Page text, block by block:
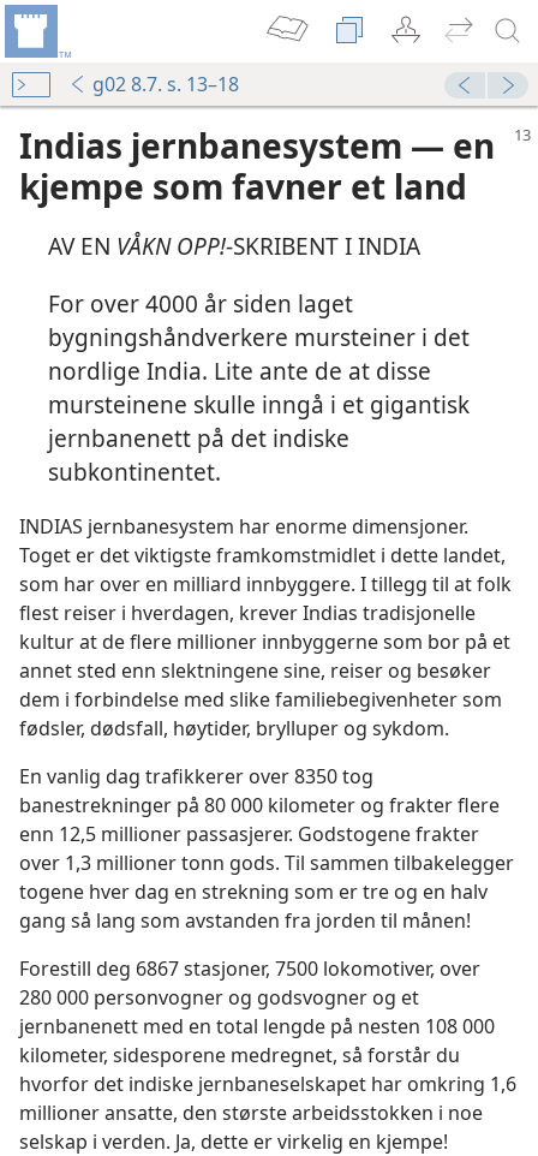
g02 8.7. s. 13–18
Indias jernbanesystem — en
kjempe som favner et land
AV EN VÅKN OPP!-SKRIBENT I INDIA
For over 4000 år siden laget
bygningshåndverkere mursteiner i det
nordlige India. Lite ante de at disse
mursteinene skulle inngå i et gigantisk
jernbanenett på det indiske
subkontinentet.
INDIAS jernbanesystem har enorme dimensjoner.
Toget er det viktigste framkomstmidlet i dette landet,
som har over en milliard innbyggere. I tillegg til at folk
flest reiser i hverdagen, krever Indias tradisjonelle
kultur at de flere millioner innbyggerne som bor på et
annet sted enn slektningene sine, reiser og besøker
dem i forbindelse med slike familiebegivenheter som
fødsler, dødsfall, høytider, brylluper og sykdom.
En vanlig dag trafikkerer over 8350 tog
banestrekninger på 80 000 kilometer og frakter flere
enn 12,5 millioner passasjerer. Godstogene frakter
over 1,3 millioner tonn gods. Til sammen tilbakelegger
togene hver dag en strekning som er tre og en halv
gang så lang som avstanden fra jorden til månen!
Forestill deg 6867 stasjoner, 7500 lokomotiver, over
280 000 personvogner og godsvogner og et
jernbanenett med en total lengde på nesten 108 000
kilometer, sidesporene medregnet, så forstår du
hvorfor det indiske jernbaneselskapet har omkring 1,6
millioner ansatte, den største arbeidsstokken i noe
selskap i verden. Ja, dette er virkelig en kjempe!